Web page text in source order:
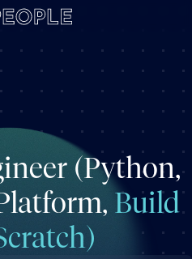
(Python,
Build